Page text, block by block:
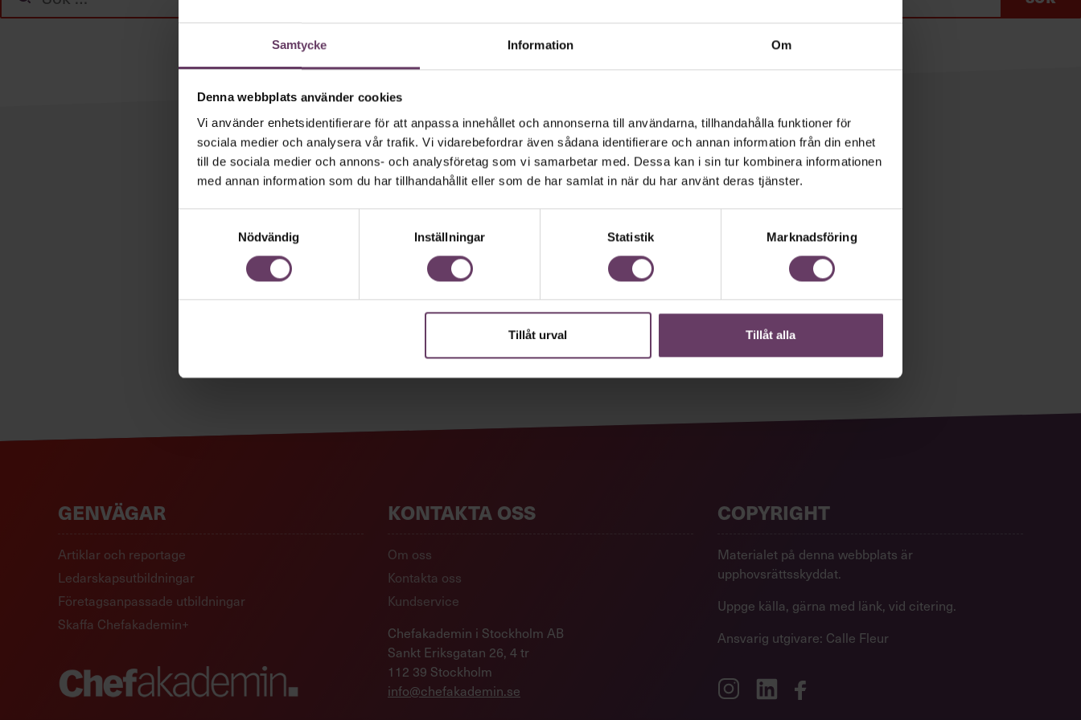
Samtycke Information Om
Denna webbplats använder cookies
Vi använder enhetsidentifierare för att anpassa innehållet och annonserna till användarna, tillhandahålla funktioner för
sociala medier och analysera vår trafik. Vi vidarebefordrar även sådana identifierare och annan information från din enhet
till de sociala medier och annons- och analysföretag som vi samarbetar med. Dessa kan i sin tur kombinera informationen
med annan information som du har tillhandahållit eller som de har samlat in när du har använt deras tjänster.
Nödvändig
Inställningar Statistik Marknadsföring
Tillåt urval Tillåt alla
efter:
Håll dig uppdaterad med våra nyhetsbrev!
Våra populära nyhetsbrev samlar varje vecka det bästa från Chef och
Chefakademin. Ledarskapsnytta och inspiration för dig som är chef, ledare
och/eller HR. Missa inget – börja prenumerera idag! Det är helt kostnadsfritt.
GENVÄGAR
Artiklar och reportage
Ledarskapsutbildningar
Företagsanpassade utbildningar
Skaffa Chefakademin+
KONTAKTA OSS
Om oss
Kontakta oss
Kundservice
Chefakademin i Stockholm AB
Sankt Eriksgatan 26, 4 tr
112 39 Stockholm
info@chefakademin.se
COPYRIGHT
Materialet på denna webbplats är
upphovsrättsskyddat.
Uppge källa, gärna med länk, vid citering.
Ansvarig utgivare: Calle Fleur